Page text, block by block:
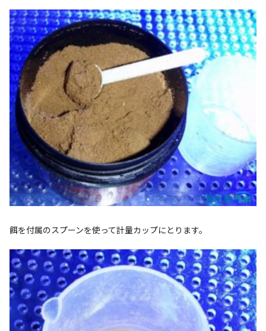
餌を付属のスプーンを使って計量カップにとります。